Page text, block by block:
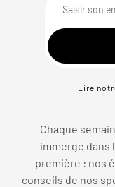
Lire
Chaque
immerge dans
première : nos
conseils de nos